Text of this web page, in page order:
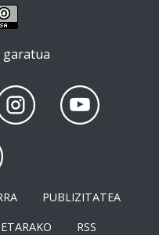
garatua
PUBLIZITATEA
RSS